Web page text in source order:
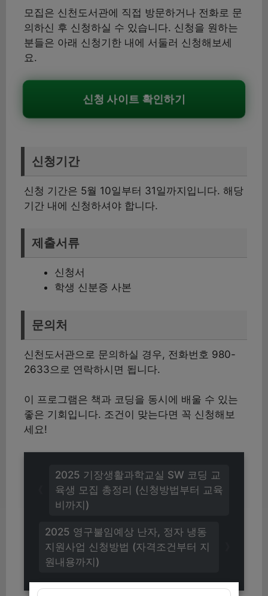
모집은 신천도서관에 직접 방문하거나 전화로 문
의하신 후 신청하실 수 있습니다. 신청을 원하는
분들은 아래 신청기한 내에 서둘러 신청해보세
요.
신청 사이트 확인하기
신청기간
신청 기간은 5월 10일부터 31일까지입니다. 해당
기간 내에 신청하셔야 합니다.
제출서류
신청서
학생 신분증 사본
문의처
신천도서관으로 문의하실 경우, 전화번호 980-
2633으로 연락하시면 됩니다.
이 프로그램은 책과 코딩을 동시에 배울 수 있는
좋은 기회입니다. 조건이 맞는다면 꼭 신청해보
세요!
2025 영구불임예상 난자, 정자 냉동
지원사업 신청방법 (자격조건부터 지
원내용까지)
2025 기장생활과학교실 SW 코딩 교
육생 모집 총정리 (신청방법부터 교육
비까지)